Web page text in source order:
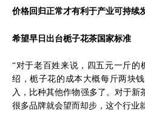
价格回归正常才有利于产业可持续
希望早日出台栀子花茶国家标准
“对于老百姓来说，四五元一斤的
绍，栀子花的成本大概每斤两块
入，比种其他作物强多了。对于新
很多品牌就会望而却步，这个行业